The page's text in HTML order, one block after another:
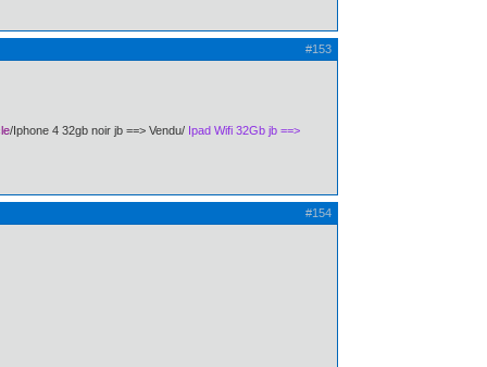
#153
/Iphone 4 32gb noir jb ==> Vendu/ Ipad Wifi 32Gb jb ==>
#154